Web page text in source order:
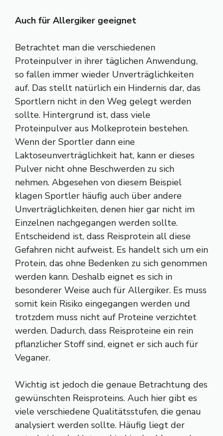
Auch für Allergiker geeignet
Betrachtet man die verschiedenen
Proteinpulver in ihrer täglichen Anwendung,
so fallen immer wieder Unverträglichkeiten
auf. Das stellt natürlich ein Hindernis dar, das
Sportlern nicht in den Weg gelegt werden
sollte. Hintergrund ist, dass viele
Proteinpulver aus Molkeprotein bestehen.
Wenn der Sportler dann eine
Laktoseunverträglichkeit hat, kann er dieses
Pulver nicht ohne Beschwerden zu sich
nehmen. Abgesehen von diesem Beispiel
klagen Sportler häufig auch über andere
Unverträglichkeiten, denen hier gar nicht im
Einzelnen nachgegangen werden sollte.
Entscheidend ist, dass Reisprotein all diese
Gefahren nicht aufweist. Es handelt sich um ein
Protein, das ohne Bedenken zu sich genommen
werden kann. Deshalb eignet es sich in
besonderer Weise auch für Allergiker. Es muss
somit kein Risiko eingegangen werden und
trotzdem muss nicht auf Proteine verzichtet
werden. Dadurch, dass Reisproteine ein rein
pflanzlicher Stoff sind, eignet er sich auch für
Veganer.
Wichtig ist jedoch die genaue Betrachtung des
gewünschten Reisproteins. Auch hier gibt es
viele verschiedene Qualitätsstufen, die genau
analysiert werden sollte. Häufig liegt der